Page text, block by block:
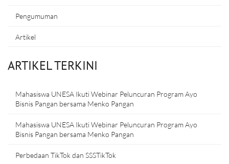
Pengumuman
Artikel
ARTIKEL TERKINI
Mahasiswa UNESA Ikuti Webinar Peluncuran Program Ayo
Bisnis Pangan bersama Menko Pangan
Mahasiswa UNESA Ikuti Webinar Peluncuran Program Ayo
Bisnis Pangan bersama Menko Pangan
Perbedaan TikTok dan SSSTikTok